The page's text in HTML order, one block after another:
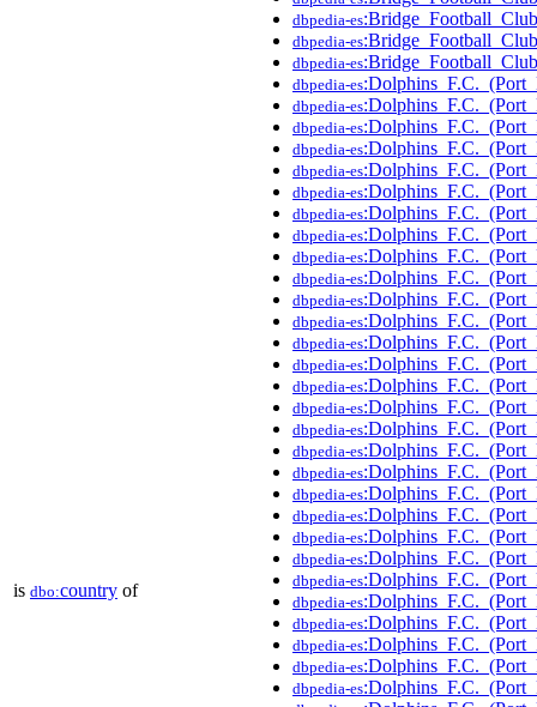
is dbo:country of
dbpedia-es
dbpedia-es
dbpedia-es
dbpedia-es
dbpedia-es
dbpedia-es
dbpedia-es
dbpedia-es
dbpedia-es
dbpedia-es
dbpedia-es
dbpedia-es
dbpedia-es
dbpedia-es
dbpedia-es
dbpedia-es
dbpedia-es
dbpedia-es
dbpedia-es
dbpedia-es
dbpedia-es
dbpedia-es
dbpedia-es
dbpedia-es
dbpedia-es
dbpedia-es
dbpedia-es
dbpedia-es
dbpedia-es
dbpedia-es
dbpedia-es
dbpedia-es